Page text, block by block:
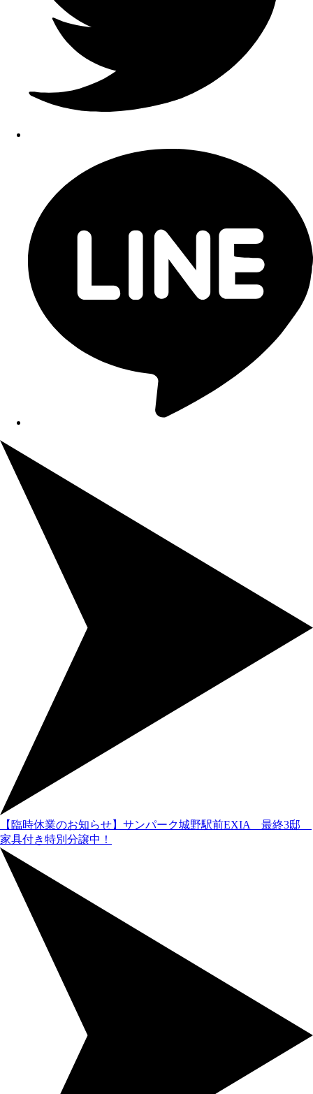
【臨時休業のお知らせ】 サンパーク城野駅前EXIA 最終3邸
家具付き特別分譲中！